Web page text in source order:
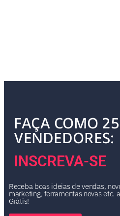
FAÇA COMO
VENDEDORES:
INSCREVA-SE
Receba boas ideias de vendas,
marketing, ferramentas novas etc.
Grátis!